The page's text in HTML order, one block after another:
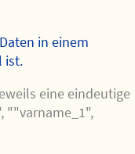
in einem
ist.
eine eindeutige
""varname_1",